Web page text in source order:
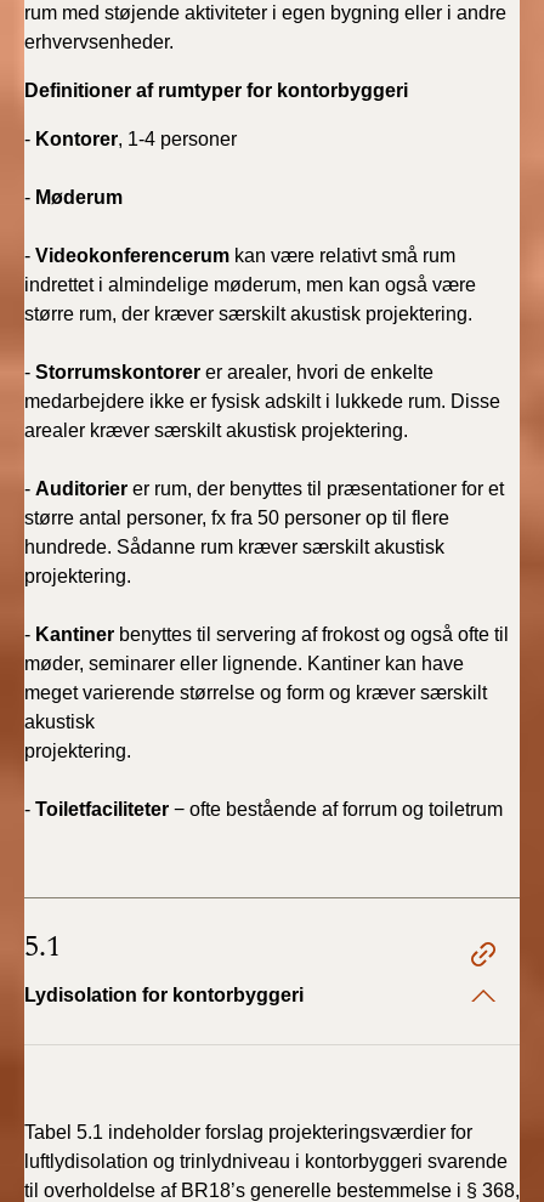
BR18 (1/1-4/7 2019)
2018)
BR18 (1/1-30/6
BR15 (2015-2018)
2010)
rum med støjende aktiviteter i egen bygning eller i andre
erhvervsenheder.
Definitioner af rumtyper for kontorbyggeri
- Kontorer, 1-4 personer
- Møderum
- Videokonferencerum kan være relativt små rum
indrettet i almindelige møderum, men kan også være
større rum, der kræver særskilt akustisk projektering.
- Storrumskontorer er arealer, hvori de enkelte
medarbejdere ikke er fysisk adskilt i lukkede rum. Disse
arealer kræver særskilt akustisk projektering.
- Auditorier er rum, der benyttes til præsentationer for et
større antal personer, fx fra 50 personer op til flere
hundrede. Sådanne rum kræver særskilt akustisk
projektering.
- Kantiner benyttes til servering af frokost og også ofte til
møder, seminarer eller lignende. Kantiner kan have
meget varierende størrelse og form og kræver særskilt
akustisk
projektering.
- Toiletfaciliteter − ofte bestående af forrum og toiletrum
5.1
Lydisolation for kontorbyggeri
Tabel 5.1 indeholder forslag projekteringsværdier for
luftlydisolation og trinlydniveau i kontorbyggeri svarende
til overholdelse af BR18’s generelle bestemmelse i § 368,